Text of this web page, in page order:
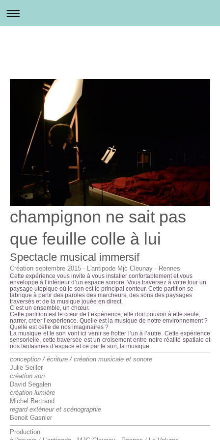
champignon ne sait pas
que feuille colle à lui
Spectacle musical immersif
Création septembre 2015 - L'antipode Mjc Cleunay - Rennes
Cette expérience vous invite à vous installer confortablement et vous
enveloppe à l’intérieur d’un espace sonore. Vous traversez à votre tour un
paysage utopique où le son est le principal conteur. Cette partition se
fabrique à partir des paroles des marcheurs, des sons des paysages
traversés et de la musique jouée en direct.
C’est un ensemble, un chœur.
Cette partition est le cœur de l’expérience, elle doit pouvoir à elle seule,
narrer, créer l’expérience. Quelle est la musique de notre environnement ?
Quelle est celle de nos imaginaires ?
La musique et le son vont ici venir se frotter l’un à l’autre. Cette expérience
sensorielle, cette traversée est un croisement entre notre réalité spatiale et
nos fantasmes d’espace et ce par le son, la musique
conception / écriture / création musicale et sonore
Julie Seiller
création son
David Segalen
création lumière
Michel Bertrand
regard extérieur et scénographie
Benoit Gasnier
Production